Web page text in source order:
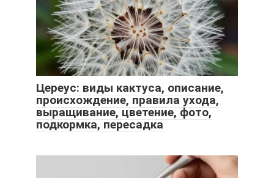
Цереус: виды кактуса, описание,
происхождение, правила ухода,
выращивание, цветение, фото,
подкормка, пересадка